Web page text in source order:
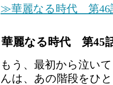
≫華麗なる時代 第46
華麗なる時代 第45
もう、最初から泣い
んは、あの階段をひ